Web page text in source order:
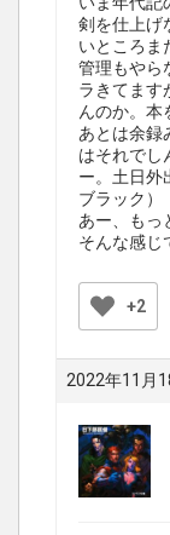
剣を仕上げ
いところま
管理もやら
ラきてます
んのか。本
あとは余録
はそれでし
ー。土日外
ブラック）
あー、もっ
そんな感じ
+2
2022年11月